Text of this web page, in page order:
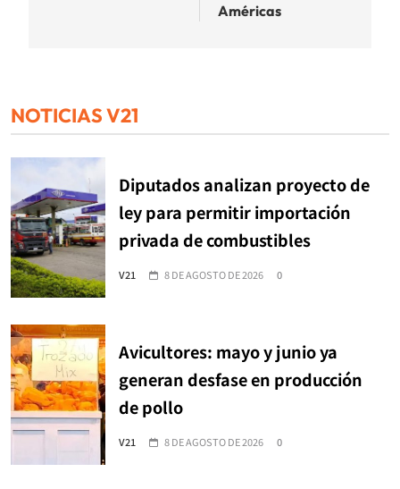
Américas
NOTICIAS V21
Diputados analizan proyecto de
ley para permitir importación
privada de combustibles
V21 8 DE AGOSTO DE 2026 0
Avicultores: mayo y junio ya
generan desfase en producción
de pollo
V21 8 DE AGOSTO DE 2026 0